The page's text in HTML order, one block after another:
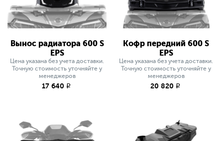
Вынос радиатора 600 S
EPS
Цена указана без учета доставки.
Точную стоимость уточняйте у
менеджеров
17 640 q
Кофр передний 600 S
EPS
Цена указана без учета доставки.
Точную стоимость уточняйте у
менеджеров
20 820 q